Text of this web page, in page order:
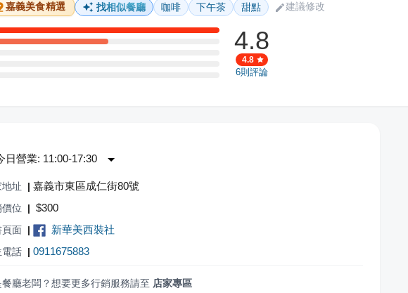
嘉義美食精選 找相似餐廳 咖啡 下午茶 甜點 建議修改
：2 則評論
：1 則評論
：0 則評論
：0 則評論
：0 則評論
4.8
4.8
6則評論
日營業: 11:00-17:30
地址 | 嘉義市東區成仁街80號
位 | $300
頁面 | 新華美西裝社
電話 | 0911675883
廳老闆？想要更多行銷服務請至 店家專區